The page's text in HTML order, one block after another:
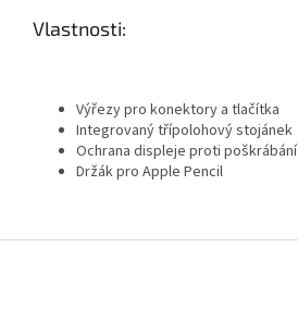
Vlastnosti:
Výřezy pro konektory a tlačítka
Integrovaný třípolohový stojánek
Ochrana displeje proti poškrábání
Držák pro Apple Pencil